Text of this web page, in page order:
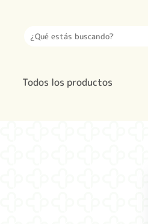
contenido
Buscar
por:
Todos los productos